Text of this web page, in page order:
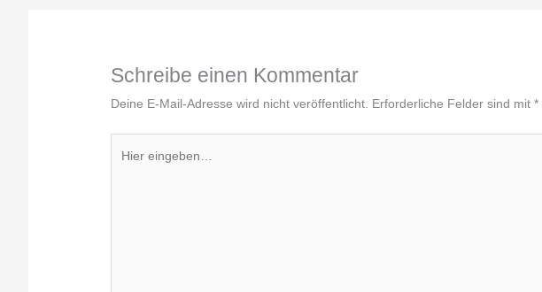
Schreibe einen Kommentar
Deine E-Mail-Adresse wird nicht veröffentlicht. Erforderliche Felder sind mit*
eingeben…